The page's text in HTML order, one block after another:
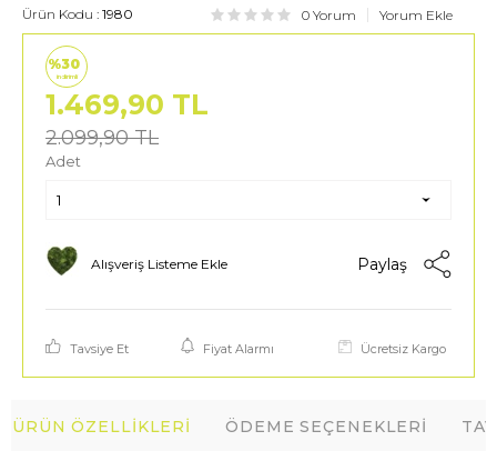
Ürün Kodu : 1980 0 Yorum Yorum Ekle
%30
indirimli
1.469,90 TL
2.099,90TL
Adet
Alışveriş Listeme Ekle Paylaş
Tavsiye Et Fiyat Alarmı Ücretsiz Kargo
ÜRÜN ÖZELLIKLERI ÖDEME SEÇENEKLERI